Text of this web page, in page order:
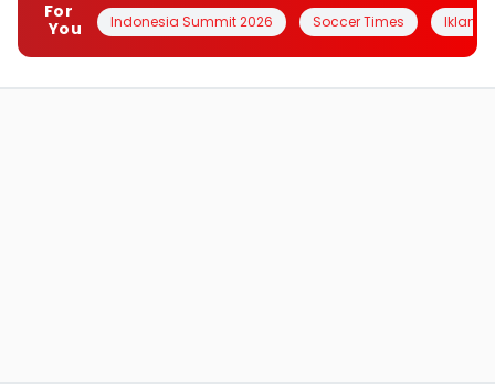
For
You
Indonesia Summit 2026 Soccer Times Iklanin